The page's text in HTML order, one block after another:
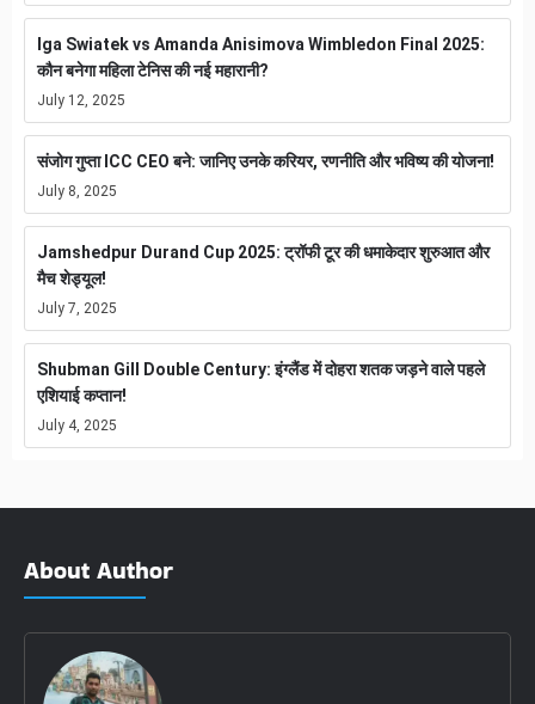
Iga Swiatek vs Amanda Anisimova Wimbledon Final 2025:
कौन बनेगा महिला टेनिस की नई महारानी?
July 12, 2025
संजोग गुप्ता ICC CEO बने: जानिए उनके करियर, रणनीति और भविष्य की योजना!
July 8, 2025
Jamshedpur Durand Cup 2025: ट्रॉफी टूर की धमाकेदार शुरुआत और
मैच शेड्यूल!
July 7, 2025
Shubman Gill Double Century: इंग्लैंड में दोहरा शतक जड़ने वाले पहले
एशियाई कप्तान!
July 4, 2025
About Author